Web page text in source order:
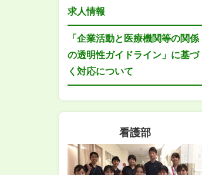
求人情報
「企業活動と医療機関等の関係
の透明性ガイドライン」に基づ
く対応について
看護部